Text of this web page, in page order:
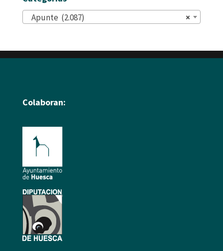
×
Apunte (2.087)
Colaboran: